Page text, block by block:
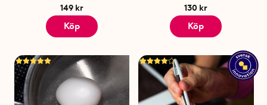
149 kr
Köp
130 kr
Köp